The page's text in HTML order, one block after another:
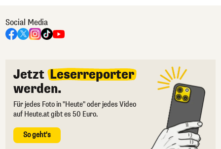
Social Media
Jetzt Leserreporter
werden.
Für jedes Foto in "Heute" oder jedes Video
auf Heute.at gibt es 50 Euro.
So geht's